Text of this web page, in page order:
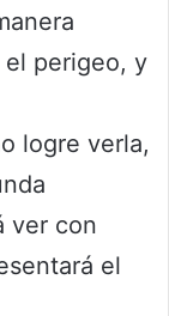
perigeo, y
logre verla,
ver con
el